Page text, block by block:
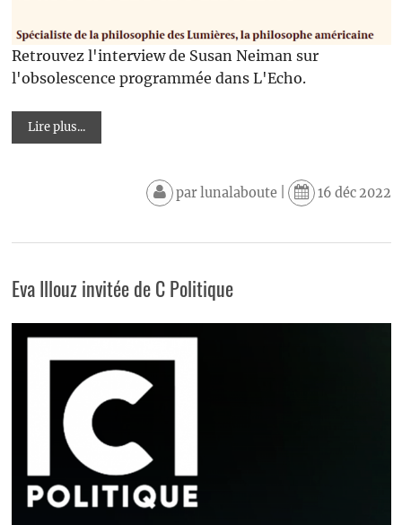
Retrouvez l'interview de Susan Neiman sur
l'obsolescence programmée dans L'Echo.
Lire plus...
parlunalaboute| 16 déc 2022
Eva Illouz invitée de C Politique